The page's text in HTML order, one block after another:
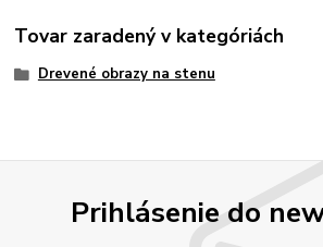
Tovar zaradený v kategóriách
Drevené obrazy na stenu
Prihlásenie do